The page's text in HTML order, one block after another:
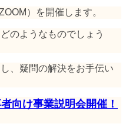
）を開催します。
のようなものでしょう
、疑問の解決をお手伝い
向け事業説明会開催！